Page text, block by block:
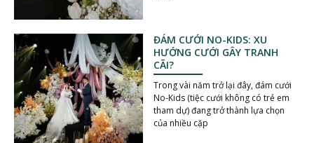
ĐÁM CƯỚI NO-KIDS: XU
HƯỚNG CƯỚI GÂY TRANH
CÃI?
Trong vài năm trở lại đây, đám cưới
No-Kids (tiệc cưới không có trẻ em
tham dự) đang trở thành lựa chọn
của nhiều cặp